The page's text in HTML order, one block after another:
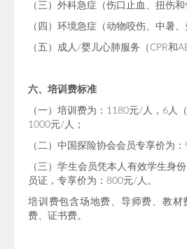
（三）外科急症（伤口止血、扭伤和
（四）环境急症（动物咬伤、中暑、
（五）成人/婴儿心肺服务（CPR和
六、培训费标准
（一）培训费为：1180元/人，6人
1000元/人；
（二）中国探险协会会员专享价为：
（三）学生会员凭本人有效学生身
员证，专享价为：800元/人。
培训费包含场地费、导师费、教材
费、证书费。